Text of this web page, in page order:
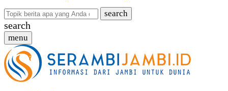
search
search
menu